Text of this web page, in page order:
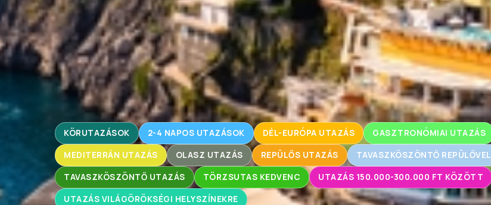
KÖRUTAZÁSOK 2-4 NAPOS UTAZÁSOK DÉL-EURÓPA UTAZÁS GASZTRONÓMIAI UTAZÁS
MEDITERRÁN UTAZÁS OLASZ UTAZÁS REPÜLŐS UTAZÁS TAVASZKÖSZÖNTŐ REPÜLŐVEL
TAVASZKÖSZÖNTŐ UTAZÁS TÖRZSUTAS KEDVENC UTAZÁS 150.000-300.000 FT KÖZÖTT
UTAZÁS VILÁGÖRÖKSÉGI HELYSZÍNEKRE